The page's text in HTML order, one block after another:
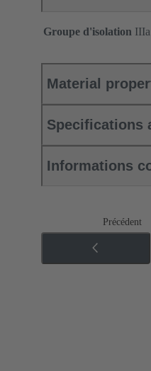
Groupe d'isolation
Material
Specifications
Informations
Précédent